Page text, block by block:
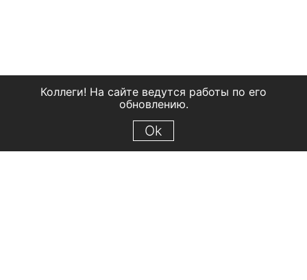
Коллеги! На сайте ведутся работы по его
обновлению.
Ok